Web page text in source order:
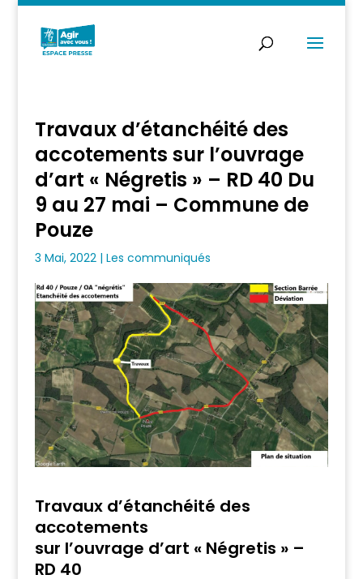
Travaux d’étanchéité des
accotements sur l’ouvrage
d’art « Négretis » – RD 40 Du
9 au 27 mai – Commune de
Pouze
3 Mai, 2022| Les communiqués
Travaux d’étanchéité des
accotements
sur l’ouvrage d’art « Négretis » –
RD 40